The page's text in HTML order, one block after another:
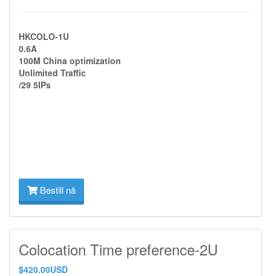
HKCOLO-1U
0.6A
100M China optimization
Unlimited Traffic
/29 5IPs
Bestill nå
Colocation Time preference-2U
$420.00USD